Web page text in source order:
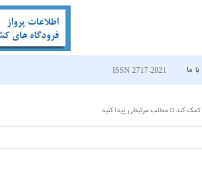
ما ISSN 2717-2821
کند تا مطلب مرتبطی پیدا کنید.